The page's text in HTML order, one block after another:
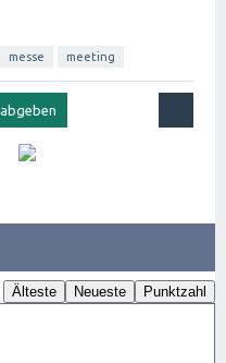
messe meeting
Älteste Neueste Punktzahl